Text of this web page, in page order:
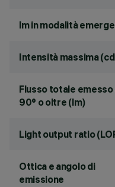
lm in modalità
Intensità massima
Flusso totale emesso
90° o oltre (lm)
Light output ratio
Ottica e angolo di
emissione